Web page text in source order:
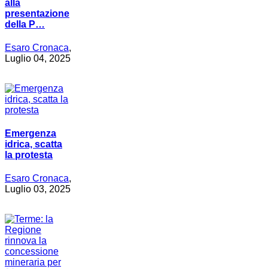
alla
presentazione
della P…
Esaro Cronaca,
Luglio 04, 2025
Emergenza
idrica, scatta
la protesta
Esaro Cronaca,
Luglio 03, 2025